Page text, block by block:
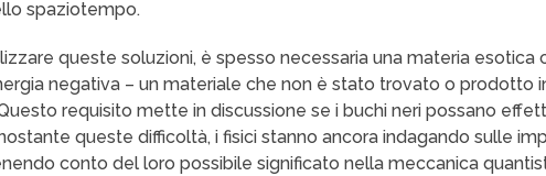
spaziotempo.
queste soluzioni, è spesso necessaria una materia esotica
negativa – un materiale che non è stato trovato o prodotto
requisito mette in discussione se i buchi neri possano
queste difficoltà, i fisici stanno ancora indagando sulle
conto del loro possibile significato nella meccanica